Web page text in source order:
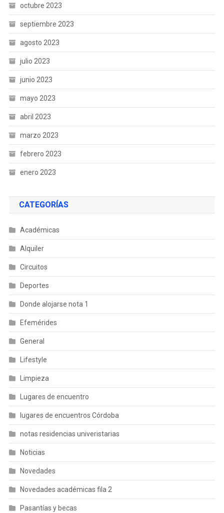
octubre 2023
septiembre 2023
agosto 2023
julio 2023
junio 2023
mayo 2023
abril 2023
marzo 2023
febrero 2023
enero 2023
CATEGORÍAS
Académicas
Alquiler
Circuitos
Deportes
Donde alojarse nota 1
Efemérides
General
Lifestyle
Limpieza
Lugares de encuentro
lugares de encuentros Córdoba
notas residencias univeristarias
Noticias
Novedades
Novedades académicas fila 2
Pasantías y becas